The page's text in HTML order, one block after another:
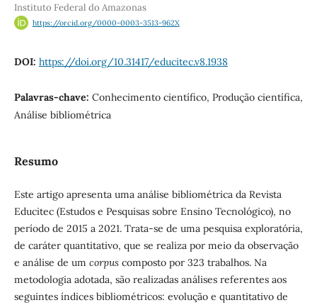
Instituto Federal do Amazonas
https://orcid.org/0000-0003-3513-962X
DOI: https://doi.org/10.31417/educitec.v8.1938
Palavras-chave: Conhecimento científico, Produção científica,
Análise bibliométrica
Resumo
Este artigo apresenta uma análise bibliométrica da Revista
Educitec (Estudos e Pesquisas sobre Ensino Tecnológico), no
período de 2015 a 2021. Trata-se de uma pesquisa exploratória,
de caráter quantitativo, que se realiza por meio da observação
e análise de um corpuscomposto por 323 trabalhos. Na
metodologia adotada, são realizadas análises referentes aos
seguintes índices bibliométricos: evolução e quantitativo de